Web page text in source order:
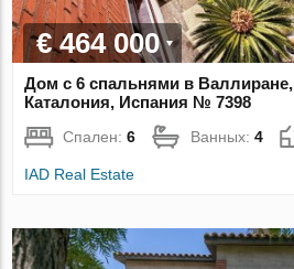
€ 464 000
Дом с 6 спальнями в
Каталония, Испания № 7398
Спален:6 Ванных:4
IAD Real Estate